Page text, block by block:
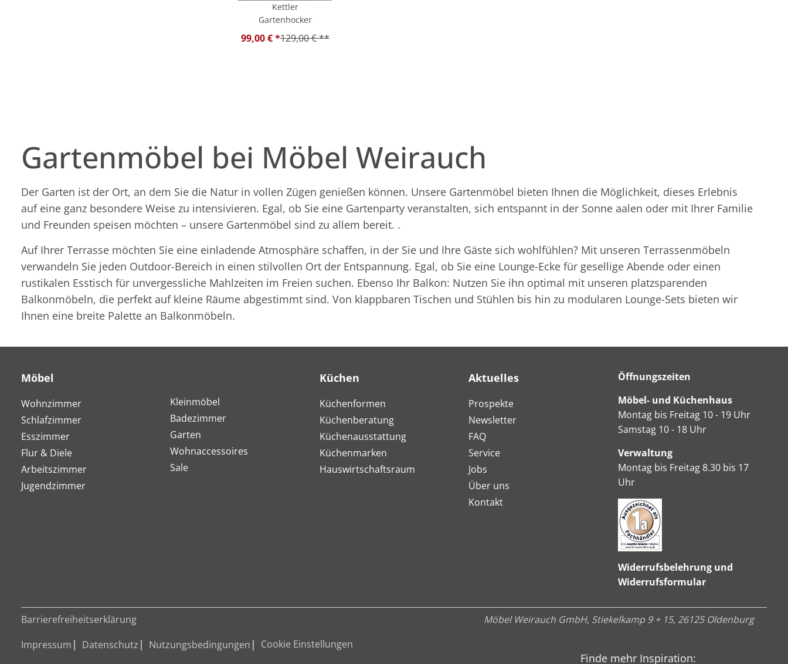
Kettler
Gartenhocker
99,00 € *129,00 € **
Gartenmöbel bei Möbel Weirauch
Der Garten ist der Ort, an dem Sie die Natur in vollen Zügen genießen können. Unsere Gartenmöbel bieten Ihnen die Möglichkeit, dieses Erlebnis
auf eine ganz besondere Weise zu intensivieren. Egal, ob Sie eine Gartenparty veranstalten, sich entspannt in der Sonne aalen oder mit Ihrer Familie
und Freunden speisen möchten – unsere Gartenmöbel sind zu allem bereit. .
Auf Ihrer Terrasse möchten Sie eine einladende Atmosphäre schaffen, in der Sie und Ihre Gäste sich wohlfühlen? Mit unseren Terrassenmöbeln
verwandeln Sie jeden Outdoor-Bereich in einen stilvollen Ort der Entspannung. Egal, ob Sie eine Lounge-Ecke für gesellige Abende oder einen
rustikalen Esstisch für unvergessliche Mahlzeiten im Freien suchen. Ebenso Ihr Balkon: Nutzen Sie ihn optimal mit unseren platzsparenden
Balkonmöbeln, die perfekt auf kleine Räume abgestimmt sind. Von klappbaren Tischen und Stühlen bis hin zu modularen Lounge-Sets bieten wir
Ihnen eine breite Palette an Balkonmöbeln.
Möbel
Wohnzimmer
Schlafzimmer
Esszimmer
Flur & Diele
Arbeitszimmer
Jugendzimmer
Kleinmöbel
Badezimmer
Garten
Wohnaccessoires
Sale
Küchen
Küchenformen
Küchenberatung
Küchenausstattung
Küchenmarken
Hauswirtschaftsraum
Aktuelles
Prospekte
Newsletter
FAQ
Service
Jobs
Über uns
Kontakt
Öffnungszeiten
Möbel- und Küchenhaus
Montag bis Freitag 10 - 19 Uhr
Samstag 10 - 18 Uhr
Verwaltung
Montag bis Freitag 8.30 bis 17
Uhr
Widerrufsbelehrung und
Widerrufsformular
Barrierefreiheitserklärung
Möbel Weirauch GmbH, Stiekelkamp 9 + 15, 26125 Oldenburg
Impressum
Datenschutz Nutzungsbedingungen Cookie Einstellungen
Finde mehr Inspiration: